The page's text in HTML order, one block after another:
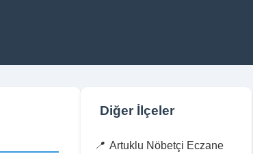
Diğer İlçeler
Artuklu Nöbetçi Eczane